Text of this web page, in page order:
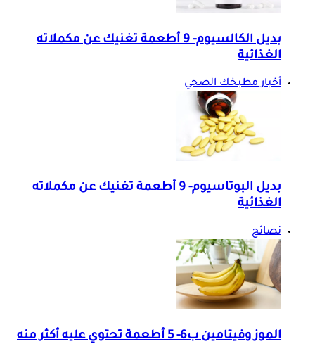
بديل الكالسيوم- 9 أطعمة تغنيك عن مكملاته
الغذائية
أخبار مطبخك الصحي
بديل البوتاسيوم- 9 أطعمة تغنيك عن مكملاته
الغذائية
نصائح
الموز وفيتامين ب6- 5 أطعمة تحتوي عليه أكثر منه